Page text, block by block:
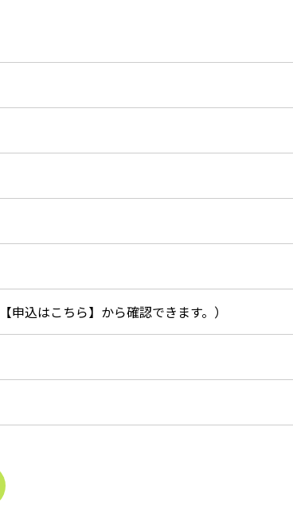
込はこちら】から確認できます。）